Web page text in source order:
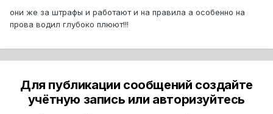
они же за штрафы и работают и на правила а особенно на
прова водил глубоко плюют!!!
Для публикации сообщений создайте
учётную запись или авторизуйтесь